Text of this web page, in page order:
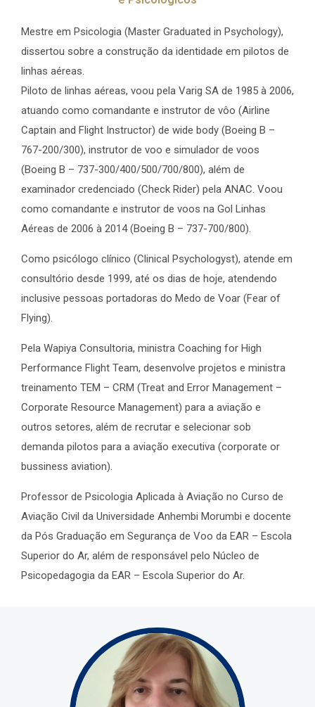
Mestre em Psicologia (Master Graduated in Psychology),
dissertou sobre a construção da identidade em pilotos de
linhas aéreas.
Piloto de linhas aéreas, voou pela Varig SA de 1985 à 2006,
atuando como comandante e instrutor de vôo (Airline
Captain and Flight Instructor) de wide body (Boeing B –
767-200/300), instrutor de voo e simulador de voos
(Boeing B – 737-300/400/500/700/800), além de
examinador credenciado (Check Rider) pela ANAC. Voou
como comandante e instrutor de voos na Gol Linhas
Aéreas de 2006 à 2014 (Boeing B – 737-700/800).
Como psicólogo clínico (Clinical Psychologyst), atende em
consultório desde 1999, até os dias de hoje, atendendo
inclusive pessoas portadoras do Medo de Voar (Fear of
Flying).
Pela Wapiya Consultoria, ministra Coaching for High
Performance Flight Team, desenvolve projetos e ministra
treinamento TEM – CRM (Treat and Error Management –
Corporate Resource Management) para a aviação e
outros setores, além de recrutar e selecionar sob
demanda pilotos para a aviação executiva (corporate or
bussiness aviation).
Professor de Psicologia Aplicada à Aviação no Curso de
Aviação Civil da Universidade Anhembi Morumbi e docente
da Pós Graduação em Segurança de Voo da EAR – Escola
Superior do Ar, além de responsável pelo Núcleo de
Psicopedagogia da EAR – Escola Superior do Ar.